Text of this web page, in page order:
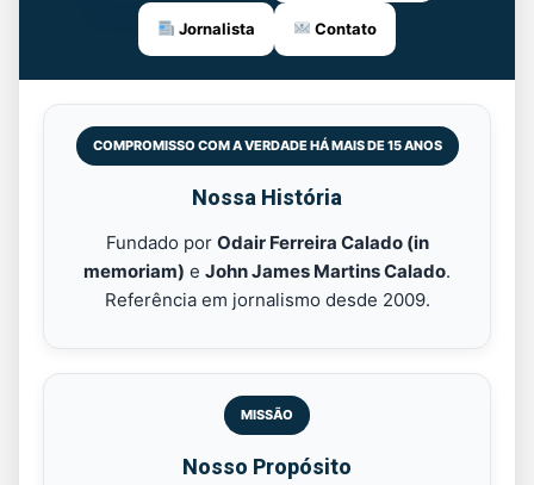
Jornalista Contato
COMPROMISSO COM A VERDADE HÁ MAIS DE 15 ANOS
Nossa História
Fundado por Odair Ferreira Calado (in
memoriam) e John James Martins Calado.
Referência em jornalismo desde 2009.
MISSÃO
Nosso Propósito